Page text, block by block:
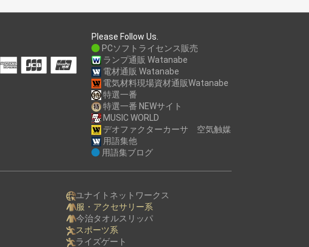
Please Follow Us.
PCソフトライセンス販売
ランプ通販 Watanabe
電材通販 Watanabe
電気材料現場資材通販Watanabe
特選一番
特選一番 NEWサイト
MUSIC WORLD
デオファクターカーサ 空気触媒
用語集他
用語集ブログ
ユナイトネットワークス
服・アクセサリー系
今治タオルスリッパ
スポーツ系
ライズゲート